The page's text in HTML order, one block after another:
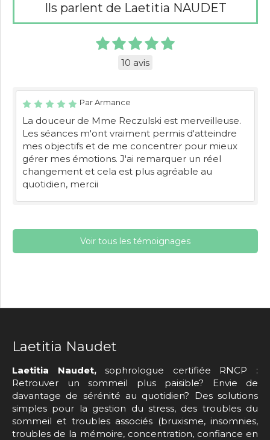
Ils parlent de Laetitia NAUDET
10 avis
Par Armance
La douceur de Mme Reczulski est merveilleuse.
Les séances m'ont vraiment permis d'atteindre
mes objectifs et de me concentrer pour mieux
gérer mes émotions. J'ai remarquer un réel
changement et cela est plus agréable au
quotidien, mercii
Voir tous les témoignages
Laetitia Naudet
Laetitia Naudet,sophrologue certifiée RNCP :
Retrouver un sommeil plus paisible? Envie de
davantage de sérénité au quotidien? Des solutions
simples pour la gestion du stress, des troubles du
sommeil et troubles associés (bruxisme, insomnies,
troubles de la mémoire, concentration, confiance en